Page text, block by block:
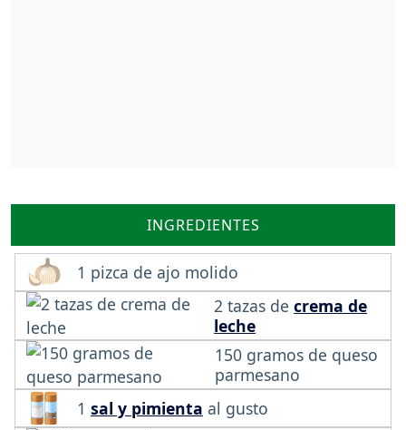
INGREDIENTES
1 pizca de ajo molido
2 tazas decrema de
leche
150 gramos de queso
parmesano
1 sal y pimienta al gusto